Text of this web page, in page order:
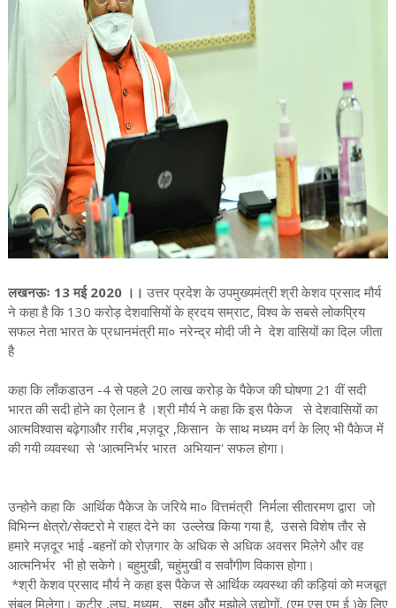
लखनऊः 13 मई 2020 ।। उत्तर प्रदेश के उपमुख्यमंत्री श्री केशव प्रसाद मौर्य
ने कहा है कि 130 करोड़ देशवासियों के ह्रदय सम्राट, विश्व के सबसे लोकप्रिय
सफल नेता भारत के प्रधानमंत्री मा० नरेन्द्र मोदी जी ने देश वासियों का दिल जीता
है
कहा कि लाँकडाउन -4 से पहले 20 लाख करोड़ के पैकेज की घोषणा 21 वीं सदी
भारत की सदी होने का ऐलान है ।श्री मौर्य ने कहा कि इस पैकेज से देशवासियों का
आत्मविश्वास बढ़ेगाऔर ग़रीब ,मज़दूर ,किसान के साथ मध्यम वर्ग के लिए भी पैकेज में
की गयी व्यवस्था से 'आत्मनिर्भर भारत अभियान' सफल होगा।
उन्होने कहा कि आर्थिक पैकेज के जरिये मा० वित्तमंत्री निर्मला सीतारमण द्वारा जो
विभिन्न क्षेत्रो/सेक्टरो मे राहत देने का उल्लेख किया गया है, उससे विशेष तौर से
हमारे मज़दूर भाई -बहनों को रोज़गार के अधिक से अधिक अवसर मिलेगे और वह
आत्मनिर्भर भी हो सकेगे। बहुमुखी, चहुंमुखी व सर्वांगीण विकास होगा।
*श्री केशव प्रसाद मौर्य ने कहा इस पैकेज से आर्थिक व्यवस्था की कड़ियां को मजबूत
संबल मिलेगा। कुटीर ,लघु, मध्यम, सूक्ष्म और मझोले उद्योगों, (एम एस एम ई )के लिए